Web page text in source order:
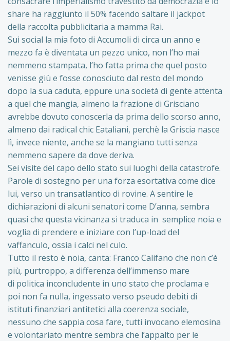
share ha raggiunto il 50% facendo saltare il jackpot
della raccolta pubblicitaria a mamma Rai.
Sui social la mia foto di Accumoli di circa un anno e
mezzo fa è diventata un pezzo unico, non l’ho mai
nemmeno stampata, l’ho fatta prima che quel posto
venisse giù e fosse conosciuto dal resto del mondo
dopo la sua caduta, eppure una società di gente attenta
a quel che mangia, almeno la frazione di Grisciano
avrebbe dovuto conoscerla da prima dello scorso anno,
almeno dai radical chic Eataliani, perchè la Griscia nasce
lì, invece niente, anche se la mangiano tutti senza
nemmeno sapere da dove deriva.
Sei visite del capo dello stato sui luoghi della catastrofe.
Parole di sostegno per una forza esortativa come dice
lui, verso un transatlantico di rovine. A sentire le
dichiarazioni di alcuni senatori come D’anna, sembra
quasi che questa vicinanza si traduca in semplice noia e
voglia di prendere e iniziare con l’up-load del
vaffanculo, ossia i calci nel culo.
Tutto il resto è noia, canta: Franco Califano che non c’è
più, purtroppo, a differenza dell’immenso mare
di politica inconcludente in uno stato che proclama e
poi non fa nulla, ingessato verso pseudo debiti di
istituti finanziari antitetici alla coerenza sociale,
nessuno che sappia cosa fare, tutti invocano elemosina
e volontariato mentre sembra che l’appalto per le